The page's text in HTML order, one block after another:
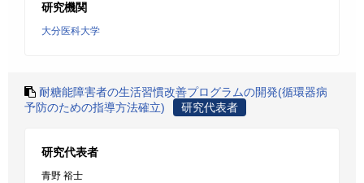
研究機関
大分医科大学
耐糖能障害者の生活習慣改善プログラムの開発(循環器病
予防のための指導方法確立)
研究代表者
研究代表者
青野 裕士